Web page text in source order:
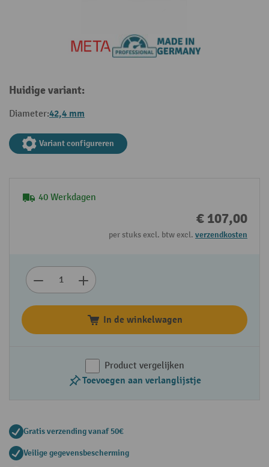
Huidige variant:
Diameter:42,4 mm
Variant configureren
40 Werkdagen
€ 107,00
per stuks excl. btw excl. verzendkosten
In de winkelwagen
Product vergelijken
Toevoegen aan verlanglijstje
Gratis verzending vanaf 50€
Veilige gegevensbescherming